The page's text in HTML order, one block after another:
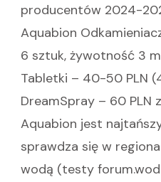
producentów 2024-
Aquabion
6 sztuk, żywotność 3
Tabletki – 40-50 PLN
DreamSpray – 60 PLN
Aquabion jest
sprawdza się w
wodą (testy